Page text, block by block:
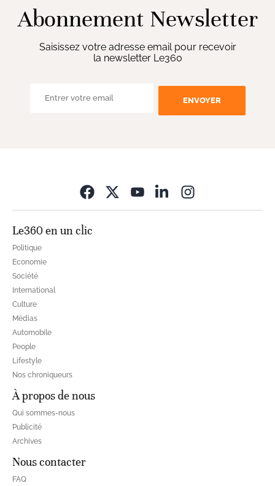
Abonnement Newsletter
Saisissez votre adresse email pour recevoir
la newsletter Le360
ENVOYER
Le360 en un clic
Politique
Economie
Société
International
Culture
Médias
Automobile
People
Lifestyle
Nos chroniqueurs
À propos de nous
Qui sommes-nous
Publicité
Archives
Nous contacter
FAQ